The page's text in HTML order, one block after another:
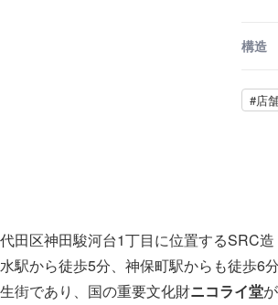
構造
#店
田区神田駿河台1丁目に位置するSRC
駅から徒歩5分、神保町駅からも徒歩
街であり、国の重要文化財ニコライ堂